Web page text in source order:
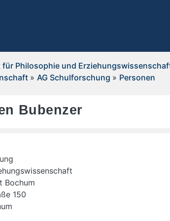
für Philosophie und
» AG Schulforschung » Personen
Bubenzer
Bo­chum
150